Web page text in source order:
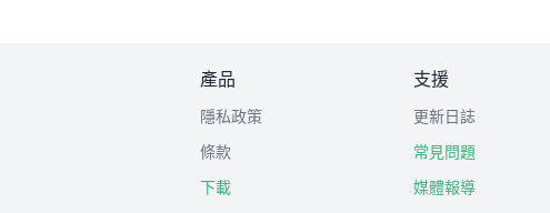
產品
隱私政策
條款
下載
支援
更新日誌
常見問題
媒體報導